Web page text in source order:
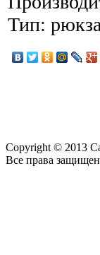
Тип:
Copyright © 2013
Все права